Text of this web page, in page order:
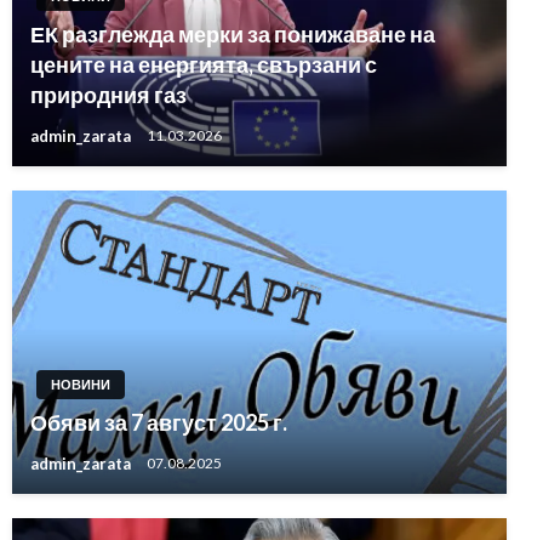
ЕК разглежда мерки за понижаване на
цените на енергията, свързани с
природния газ
admin_zarata 11.03.2026
НОВИНИ
Обяви за 7 август 2025 г.
admin_zarata 07.08.2025